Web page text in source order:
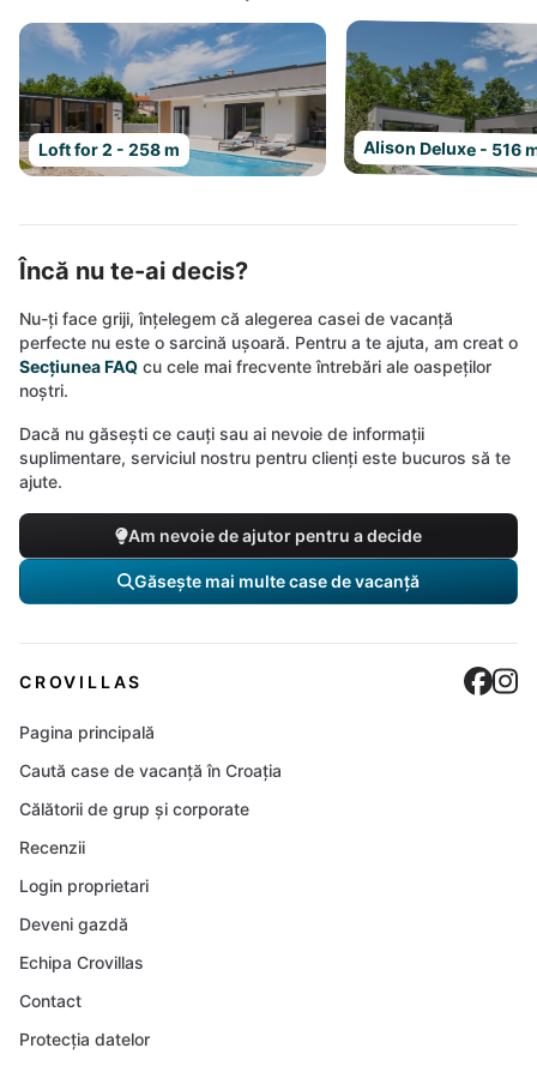
Loft for 2 - 258 m Alison Deluxe - 516
Încă nu te-ai decis?
Nu-ți face griji, înțelegem că alegerea casei de vacanță
perfecte nu este o sarcină ușoară. Pentru a te ajuta, am creat o
Secțiunea FAQ cu cele mai frecvente întrebări ale oaspeților
noștri.
Dacă nu găsești ce cauți sau ai nevoie de informații
suplimentare, serviciul nostru pentru clienți este bucuros să te
ajute.
Am nevoie de ajutor pentru a decide
Găsește mai multe case de vacanță
CROVILLAS
Pagina principală
Caută case de vacanță în Croația
Călătorii de grup și corporate
Recenzii
Login proprietari
Deveni gazdă
Echipa Crovillas
Contact
Protecția datelor